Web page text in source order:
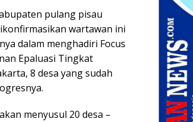
pulang pisau
wartawan ini
dalam menghadiri Focus
Epaluasi Tingkat
8 desa yang sudah
menyusul 20 desa –